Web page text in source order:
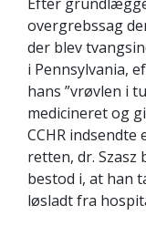
overgrebssag
der blev
i Pennsylvania,
hans ”vrøvlen i
medicineret og
CCHR
retten, dr. Szasz
bestod i, at han
løsladt fra